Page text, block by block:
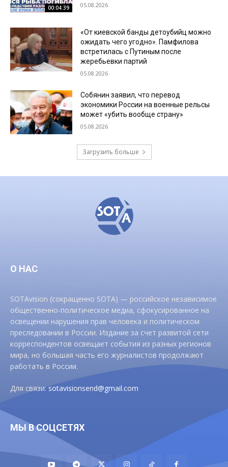
00:04:39 05.08.2026
«От киевской банды детоубийц можно
ожидать чего угодно». Памфилова
встретилась с Путиным после
жеребьевки партий
05.08.2026
Собянин заявил, что перевод
экономики России на военные рельсы
может «убить вообще страну»
05.08.2026
Загрузить больше
О НАС
SOTAvision (сокращенно SOTA) — российское независимое
общественно-политическое медиа, сфокусированное на
освещении нарушения прав человека и политическом
преследовании в России. Издание за счет развитой сети
корреспондентов освещает события из разных регионов
мира, но большая часть его журналистов продолжают
работать в России.
Для связи:sotavisionsend@gmail.com
МЫ В СОЦСЕТЯХ